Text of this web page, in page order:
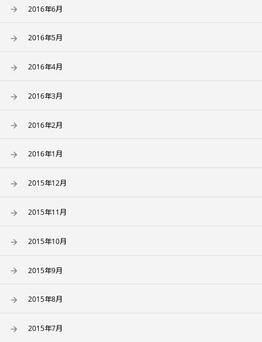
2016年6月
2016年5月
2016年4月
2016年3月
2016年2月
2016年1月
2015年12月
2015年11月
2015年10月
2015年9月
2015年8月
2015年7月